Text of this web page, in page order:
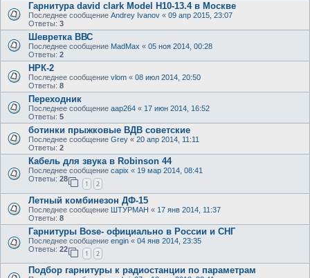
Гарнитура david clark Model H10-13.4 в Москве
Последнее сообщение Andrey Ivanov « 09 апр 2015, 23:07
Ответы: 3
Шевретка ВВС
Последнее сообщение MadMax « 05 ноя 2014, 00:28
Ответы: 2
НРК-2
Последнее сообщение vlom « 08 июл 2014, 20:50
Ответы: 8
Переходник
Последнее сообщение aap264 « 17 июн 2014, 16:52
Ответы: 5
ботинки прыжковые ВДВ советские
Последнее сообщение Grey « 20 апр 2014, 11:11
Ответы: 2
Кабель для звука в Robinson 44
Последнее сообщение capix « 19 мар 2014, 08:41
Ответы: 28
1 2
Летный комбинезон ДФ-15
Последнее сообщение ШТУРМАН « 17 янв 2014, 11:37
Ответы: 8
Гарнитуры Bose- официально в России и СНГ
Последнее сообщение engin « 04 янв 2014, 23:35
Ответы: 22
1 2
Подбор гарнитуры к радиостанции по параметрам